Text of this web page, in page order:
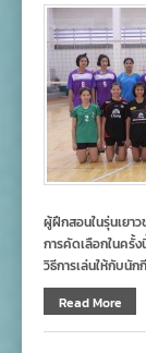
ผู้ฝึกสอนในรุ่นเยา
การคัดเลือกในครั้
วิธีการเล่นให้กับนั
Read More